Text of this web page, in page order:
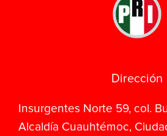
Dirección
Insurgentes Norte 59, col.
Alcaldía Cuauhtémoc,